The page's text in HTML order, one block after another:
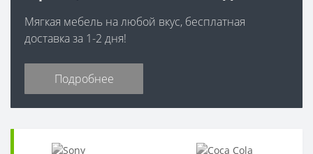
Мягкая мебель на любой вкус, бесплатная
доставка за 1-2 дня!
Подробнее